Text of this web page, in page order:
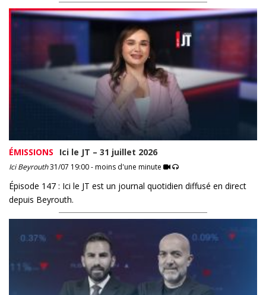
ÉMISSIONS Ici le JT – 31 juillet 2026
Ici Beyrouth31/07 19:00 - moins d'une minute
Épisode 147 : Ici le JT est un journal quotidien diffusé en direct
depuis Beyrouth.